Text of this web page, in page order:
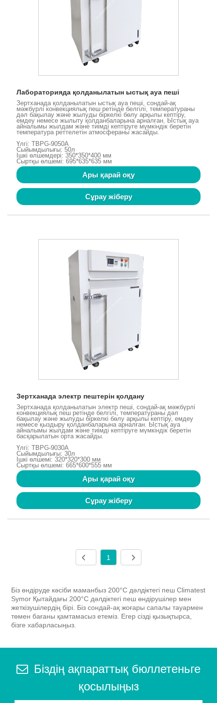
Лабораторияда қолданылатын ыстық ауа пеші
Зертханада қолданылатын ыстық ауа пеші, сондай-ақ
мәжбүрлі конвекциялық пеш ретінде белгілі, температураны
дәл бақылау және жылуды біркелкі бөлу арқылы кептіру,
емдеу немесе жылыту қолданбаларына арналған. Ыстық ауа
айналымы жылдам және тиімді кептіруге мүмкіндік беретін
температура реттелетін атмосфераны жасайды.
Үлгі: TBPG-9050A
Сыйымдылығы: 50л
Ішкі өлшемдері: 350*350*400 мм
Сыртқы өлшемі: 695*635*635 мм
Ары қарай оқу
Сұрау жіберу
Зертханада электр пештерін қолдану
Зертханада қолданылатын электр пеші, сондай-ақ мәжбүрлі
конвекциялық пеш ретінде белгілі, температураны дәл
бақылау және жылуды біркелкі бөлу арқылы кептіру, емдеу
немесе қыздыру қолданбаларына арналған. Ыстық ауа
айналымы жылдам және тиімді кептіруге мүмкіндік беретін
басқарылатын орта жасайды.
Үлгі: TBPG-9030A
Сыйымдылығы: 30л
Ішкі өлшемі: 320*320*300 мм
Сыртқы өлшемі: 665*600*555 мм
Ары қарай оқу
Сұрау жіберу
1
Біз өндіруде кәсіби маманбыз 200°C дәлдіктегі пеш Climatest
Symor Қытайдағы 200°C дәлдіктегі пеш өндірушілер мен
жеткізушілердің бірі. Біз сондай-ақ жоғары сапалы тауармен
төмен бағаны қамтамасыз етеміз. Егер сізді қызықтырса,
бізге хабарласыңыз.
Біздің ақпараттық бюллетеньге
қосылыңыз